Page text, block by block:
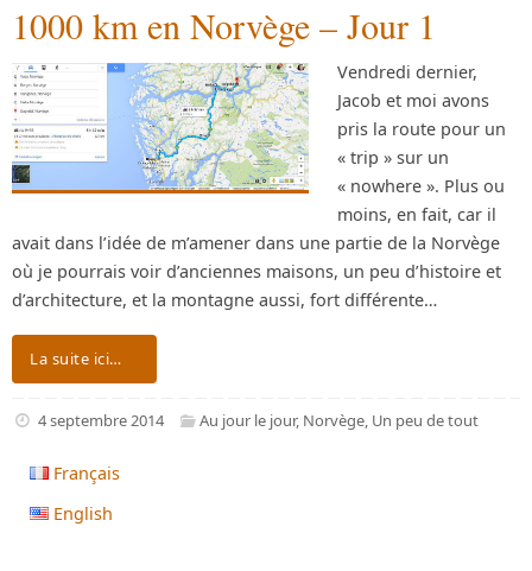
1000 km en Norvège – Jour 1
Vendredi dernier,
Jacob et moi avons
pris la route pour un
« trip » sur un
« nowhere ». Plus ou
moins, en fait, car il
avait dans l’idée de m’amener dans une partie de la Norvège
où je pourrais voir d’anciennes maisons, un peu d’histoire et
d’architecture, et la montagne aussi, fort différente…
La suite ici…
4 septembre 2014 Au jour le jour, Norvège, Un peu de tout
Français
English